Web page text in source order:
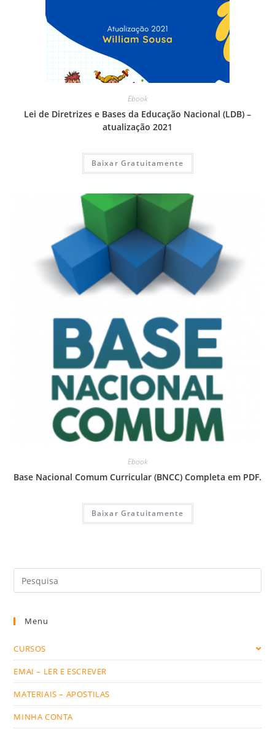
Ebook
Lei de Diretrizes e Bases da Educação Nacional (LDB) –
atualização 2021
Baixar Gratuitamente
Ebook
Base Nacional Comum Curricular (BNCC) Completa em PDF.
Baixar Gratuitamente
Search
this
Menu
CURSOS
EMAI – LER E ESCREVER
MATERIAIS – APOSTILAS
MINHA CONTA